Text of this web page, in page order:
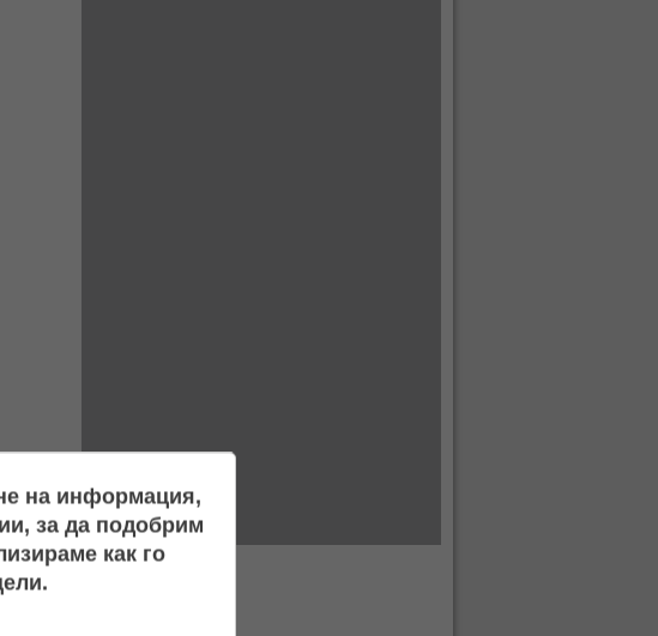
на информация,
за да подобрим
как го